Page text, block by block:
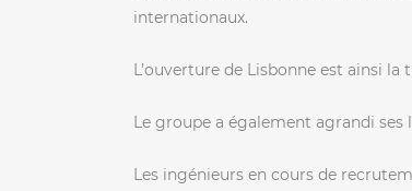
internationaux.
L’ouverture de Lisbonne est ainsi la
Le groupe a également agrandi ses
Les ingénieurs en cours de